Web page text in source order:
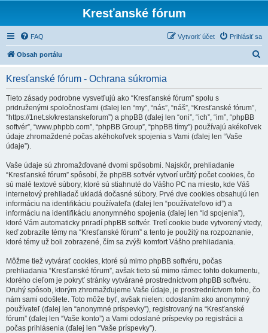
Kresťanské fórum
FAQ Prihlásiť sa
Vytvoriť účet
Obsah portálu
Kresťanské fórum - Ochrana súkromia
Tieto zásady podrobne vysvetľujú ako “Kresťanské fórum” spolu s
pridruženými spoločnosťami (ďalej len “my”, “nás”, “náš”, “Kresťanské fórum”,
“https://1net.sk/krestanskeforum”) a phpBB (ďalej len “oni”, “ich”, “im”, “phpBB
softvér”, “www.phpbb.com”, “phpBB Group”, “phpBB tímy”) používajú akékoľvek
údaje zhromaždené počas akéhokoľvek spojenia s Vami (ďalej len “Vaše
údaje”).
Vaše údaje sú zhromažďované dvomi spôsobmi. Najskôr, prehliadanie
“Kresťanské fórum” spôsobí, že phpBB softvér vytvorí určitý počet cookies, čo
sú malé textové súbory, ktoré sú stiahnuté do Vášho PC na miesto, kde Váš
internetový prehliadač ukladá dočasné súbory. Prvé dve cookies obsahujú len
informáciu na identifikáciu používateľa (ďalej len “používateľovo id”) a
informáciu na identifikáciu anonymného spojenia (ďalej len “id spojenia”),
ktoré Vám automaticky priradí phpBB softvér. Tretí cookie bude vytvorený vtedy,
keď zobrazíte témy na “Kresťanské fórum” a tento je použitý na rozpoznanie,
ktoré témy už boli zobrazené, čím sa zvýši komfort Vášho prehliadania.
Môžme tiež vytvárať cookies, ktoré sú mimo phpBB softvéru, počas
prehliadania “Kresťanské fórum”, avšak tieto sú mimo rámec tohto dokumentu,
ktorého cieľom je pokryť stránky vytvárané prostredníctvom phpBB softvéru.
Druhý spôsob, ktorým zhromažďujeme Vaše údaje, je prostredníctvom toho, čo
nám sami odošlete. Toto môže byť, avšak nielen: odoslaním ako anonymný
používateľ (ďalej len “anonymné príspevky”), registrovaný na “Kresťanské
fórum” (ďalej len “Vaše konto”) a Vami odoslané príspevky po registrácii a
počas prihlásenia (ďalej len “Vaše príspevky”).